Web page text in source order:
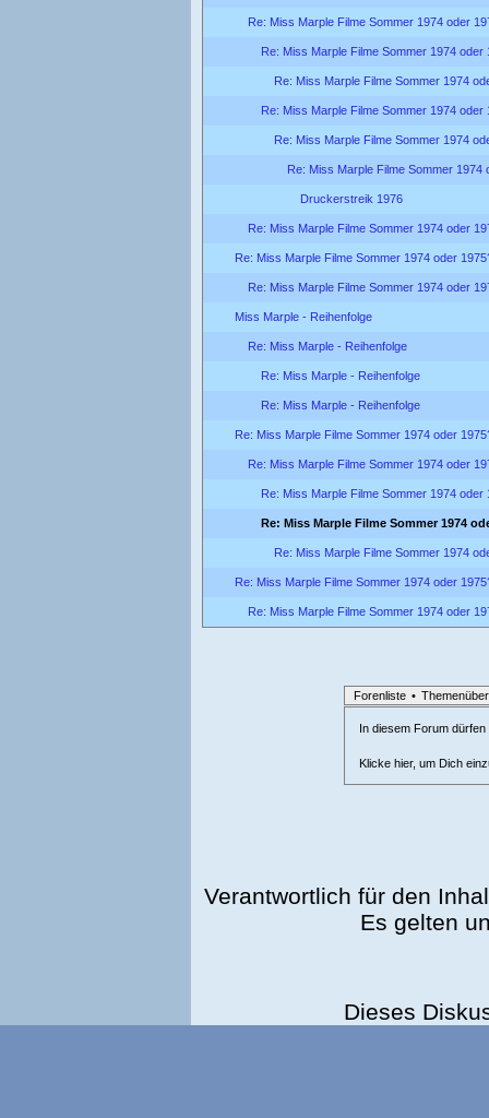
Re: Miss Marple Filme Sommer 1974 oder
Re: Miss Marple Filme Sommer 1974 oder
Re: Miss Marple Filme Sommer 1974
Re: Miss Marple Filme Sommer 1974 oder
Re: Miss Marple Filme Sommer 1974
Re: Miss Marple Filme Sommer 1974
Druckerstreik 1976
Re: Miss Marple Filme Sommer 1974 oder
Re: Miss Marple Filme Sommer 1974 oder
Re: Miss Marple Filme Sommer 1974 oder
Miss Marple - Reihenfolge
Re: Miss Marple - Reihenfolge
Re: Miss Marple - Reihenfolge
Re: Miss Marple - Reihenfolge
Re: Miss Marple Filme Sommer 1974 oder
Re: Miss Marple Filme Sommer 1974 oder
Re: Miss Marple Filme Sommer 1974 oder
Re: Miss Marple Filme Sommer 1974
Re: Miss Marple Filme Sommer 1974
Re: Miss Marple Filme Sommer 1974 oder
Re: Miss Marple Filme Sommer 1974 oder
Forenliste •
In diesem Forum
Klicke hier, um Dich
Verantwortlich für den
Es gelten
Dieses